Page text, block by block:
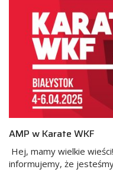
AMP w Karate WKF
Hej, mamy wielkie
informujemy, że